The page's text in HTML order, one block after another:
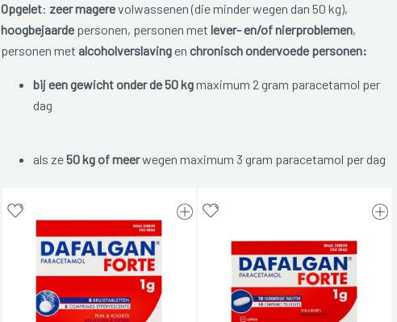
Opgelet: zeer magerevolwassenen (die minder wegen dan 50 kg),
hoogbejaardepersonen, personen met lever- en/of nierproblemen,
personen met alcoholverslavingen chronisch ondervoede personen:
bij een gewicht onder de 50 kgmaximum 2 gram paracetamol per
dag
als ze50 kg of meerwegen maximum 3 gram paracetamol per dag